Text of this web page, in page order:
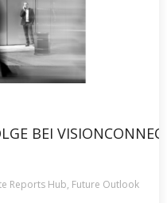
BEI
Reports Hub, Future Outlook